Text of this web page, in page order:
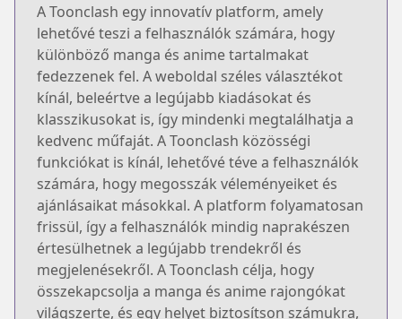
A Toonclash egy innovatív platform, amely
lehetővé teszi a felhasználók számára, hogy
különböző manga és anime tartalmakat
fedezzenek fel. A weboldal széles választékot
kínál, beleértve a legújabb kiadásokat és
klasszikusokat is, így mindenki megtalálhatja a
kedvenc műfaját. A Toonclash közösségi
funkciókat is kínál, lehetővé téve a felhasználók
számára, hogy megosszák véleményeiket és
ajánlásaikat másokkal. A platform folyamatosan
frissül, így a felhasználók mindig naprakészen
értesülhetnek a legújabb trendekről és
megjelenésekről. A Toonclash célja, hogy
összekapcsolja a manga és anime rajongókat
világszerte, és egy helyet biztosítson számukra,